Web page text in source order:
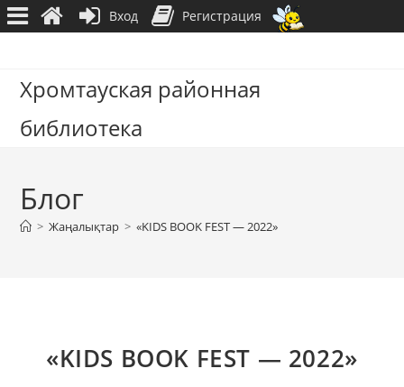
содержимому
Хромтауская районная
библиотека
Блог
> Жаңалықтар > «KIDS BOOK FEST — 2022»
«KIDS BOOK FEST — 2022»
Вход Регистрация